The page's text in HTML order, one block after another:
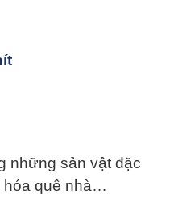
những sản vật đặc
hóa quê nhà…